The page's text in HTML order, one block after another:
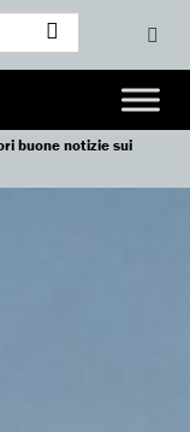
buone notizie sui